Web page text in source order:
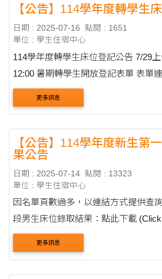
【公告】114學年度轉學生
日期 : 2025-07-16
點閱 : 1651
單位 : 學生住宿中心
114學年度轉學生床位登記公告 7/29上午10:00 ~ 8/5中午
12:00 暑期轉學生開放登記表單 表單連
更多訊息
【公告】114學年度新生第
果公告
日期 : 2025-07-14 點閱 : 13323
單位 : 學生住宿中心
因名單頁數過多，以連結方式提供查詢 114學年度新生第一
段男生床位錄取結果：點此下載
114 Academic Year First Stage
Male Freshmen: 114學年度新生第一
更多訊息